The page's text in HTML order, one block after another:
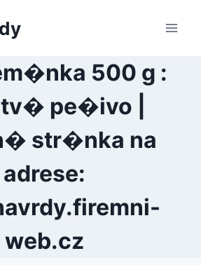
500 g :
pe�ivo |
str�nka na
adrese:
web.cz